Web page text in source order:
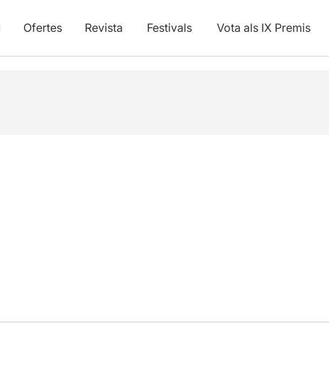
Ofertes Revista Festivals Vota als IX Premis